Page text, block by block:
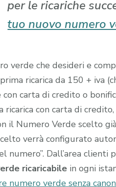
per le ricariche
tuo nuovo numero
verde che desideri e
ricarica da 150 + iva
carta di credito o
ricarica con carta di
il Numero Verde scelto
verrà configurato
numero”. Dall’area
ricaricabile in ogni
numero verde senza